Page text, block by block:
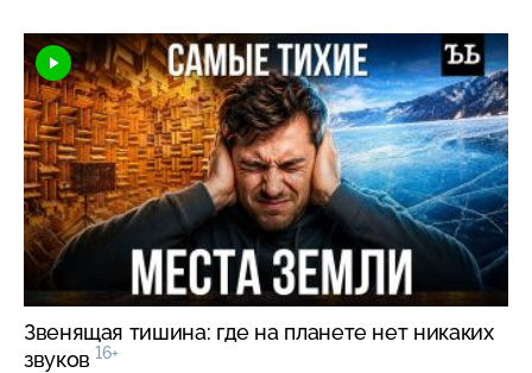
Звенящая тишина: где на планете нет никаких
звуков 16+